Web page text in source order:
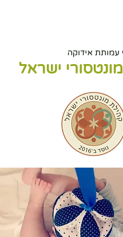
עמותת אידוקה
ישראל